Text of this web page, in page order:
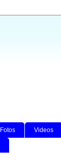
Fotos Videos